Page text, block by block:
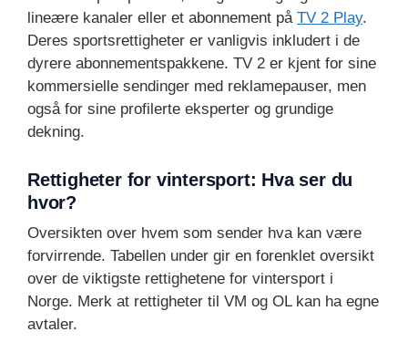
lineære kanaler eller et abonnement på TV 2 Play.
Deres sportsrettigheter er vanligvis inkludert i de
dyrere abonnementspakkene. TV 2 er kjent for sine
kommersielle sendinger med reklamepauser, men
også for sine profilerte eksperter og grundige
dekning.
Rettigheter for vintersport: Hva ser du
hvor?
Oversikten over hvem som sender hva kan være
forvirrende. Tabellen under gir en forenklet oversikt
over de viktigste rettighetene for vintersport i
Norge. Merk at rettigheter til VM og OL kan ha egne
avtaler.